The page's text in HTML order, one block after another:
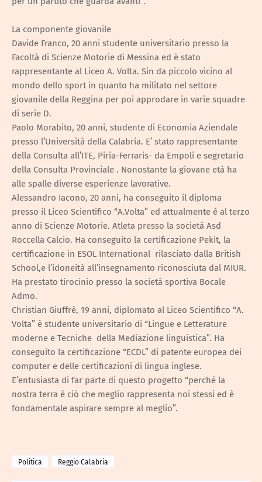
La componente giovanile
Davide Franco, 20 anni studente universitario presso la
Facoltà di Scienze Motorie di Messina ed è stato
rappresentante al Liceo A. Volta. Sin da piccolo vicino al
mondo dello sport in quanto ha militato nel settore
giovanile della Reggina per poi approdare in varie squadre
di serie D.
Paolo Morabito, 20 anni, studente di Economia Aziendale
presso l’Università della Calabria. E’ stato rappresentante
della Consulta all’ITE, Piria-Ferraris- da Empoli e segretario
della Consulta Provinciale . Nonostante la giovane età ha
alle spalle diverse esperienze lavorative.
Alessandro Iacono, 20 anni, ha conseguito il diploma
presso il Liceo Scientifico “A.Volta” ed attualmente è al terzo
anno di Scienze Motorie. Atleta presso la società Asd
Roccella Calcio. Ha conseguito la certificazione Pekit, la
certificazione in ESOL International rilasciato dalla British
School,e l’idoneità all’insegnamento riconosciuta dal MIUR.
Ha prestato tirocinio presso la società sportiva Bocale
Admo.
Christian Giuffrè, 19 anni, diplomato al Liceo Scientifico “A.
Volta” è studente universitario di “Lingue e Letterature
moderne e Tecniche della Mediazione linguistica”. Ha
conseguito la certificazione “ECDL” di patente europea dei
computer e delle certificazioni di lingua inglese.
E’entusiasta di far parte di questo progetto “perché la
nostra terra è ciò che meglio rappresenta noi stessi ed è
fondamentale aspirare sempre al meglio”.
Politica Reggio Calabria